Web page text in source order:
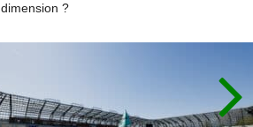
dimension ?